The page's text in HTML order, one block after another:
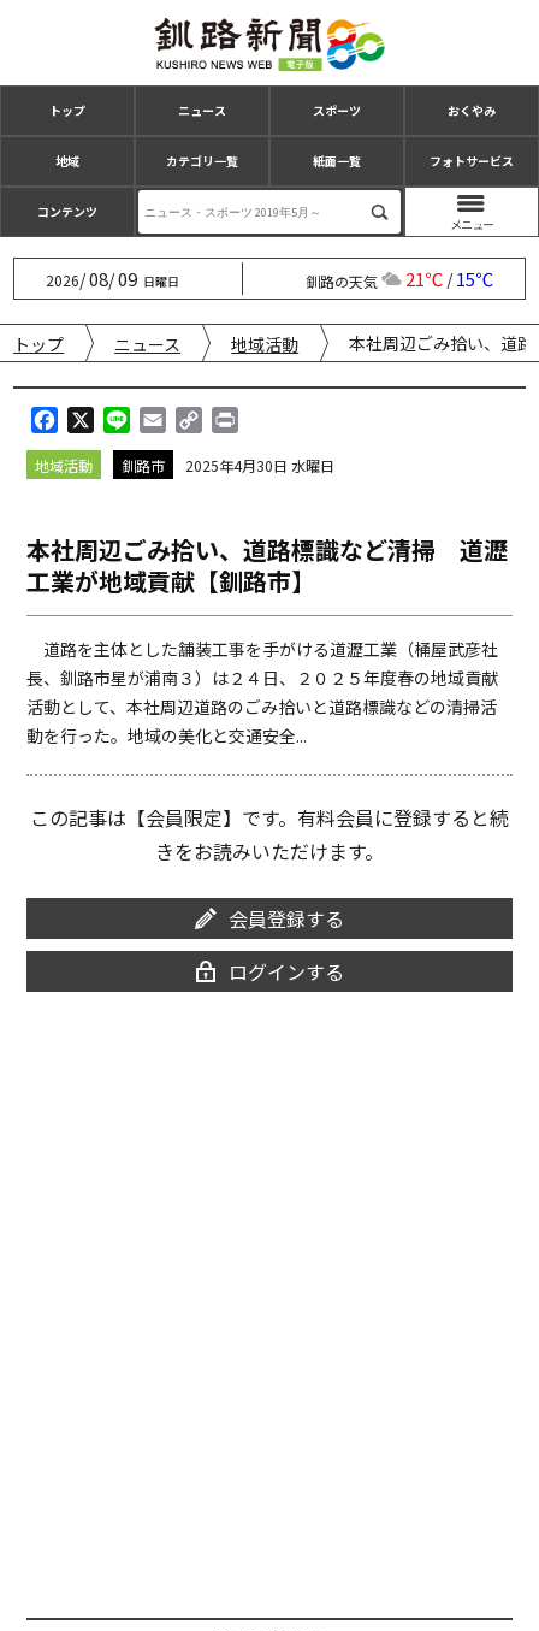
トップ ニュース スポーツ おくやみ
地域 カテゴリ一覧 紙面一覧 フォトサービス
コンテンツ
2026/08/09 日曜日 釧路の天気 21℃/15℃
トップ ニュース 地域活動 本社周辺ごみ拾い、道
a
c
o
o
i
n
m
a
p
i
n
i
地域活動 釧路市 2025年4月30日 水曜日
本社周辺ごみ拾い、道路標識など清掃 道瀝
工業が地域貢献【釧路市】
道路を主体とした舗装工事を手がける道瀝工業（桶屋武彦社
長、釧路市星が浦南３）は２４日、２０２５年度春の地域貢献
活動として、本社周辺道路のごみ拾いと道路標識などの清掃活
動を行った。地域の美化と交通安全...
この記事は【会員限定】です。有料会員に登録すると続
きをお読みいただけます。
会員登録する
ログインする